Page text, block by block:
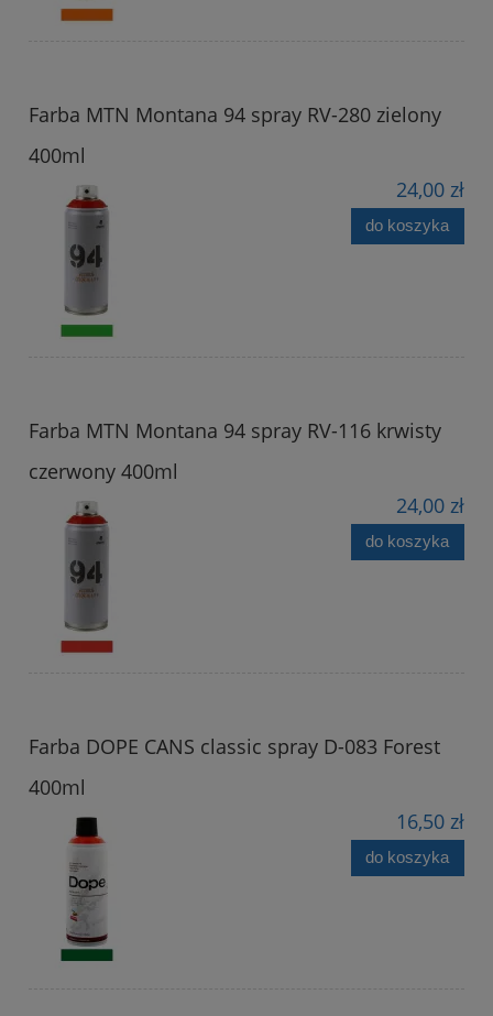
Farba MTN Montana 94 spray RV-280 zielony
400ml
24,00 zł
do koszyka
Farba MTN Montana 94 spray RV-116 krwisty
czerwony 400ml
24,00 zł
do koszyka
Farba DOPE CANS classic spray D-083 Forest
400ml
16,50 zł
do koszyka